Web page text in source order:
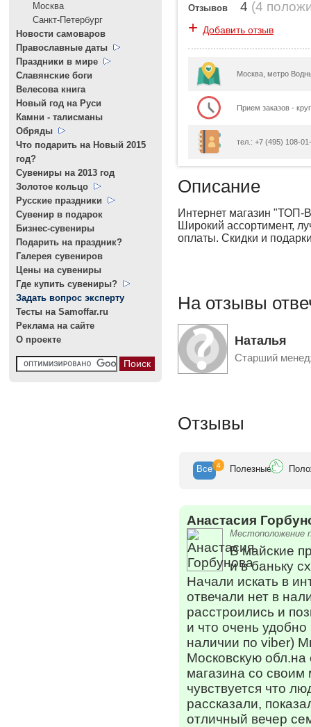
Москва
Санкт-Петербург
Новости самоваров
Православные даты
Праздники в мире
Славянские боги
Велесова книга
Новый год на Руси
Камни - талисманы
Обряды
Что подарить на Новый 2015
год?
Cувениры на 2013 год
Золотое кольцо
Русские праздники
Сувенир в подарок
Бизнес-сувениры
Подарить на праздник?
Галерея сувениров
Цены на сувениры
Где купить сувениры?
Задать вопрос эксперту
Тесты на Samoffar.ru
Реклама на сайте
О проекте
Отзывов 4 (4
+ Добавить отзыв
Москва, метро
Прием заказов -
тел.: +7 (495) 108-
Описание
Интернет магазин "ТОП-
Широкий ассортимент,
оплаты. Скидки и
На отзывы
Наталья
Старший
Отзывы
Все 4 Полезные
Анастасия
Местоположение
В майские
и в баньку
Начали искать в
отвечали нет в
расстроились и
и что очень
наличии по viber)
Московскую обл.на
магазина со своим
чувствуется что
рассказали,
отличный вечер